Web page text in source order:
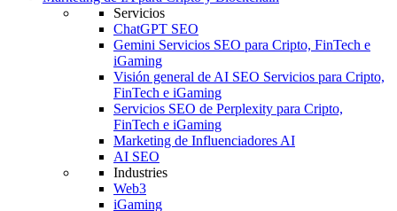
Servicios
ChatGPT SEO
Gemini Servicios SEO para Cripto, FinTech e
iGaming
Visión general de AI SEO Servicios para Cripto,
FinTech e iGaming
Servicios SEO de Perplexity para Cripto,
FinTech e iGaming
Marketing de Influenciadores AI
AI SEO
Industries
Web3
iGaming